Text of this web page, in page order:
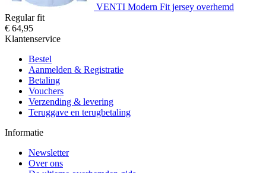
VENTI Modern Fit jersey overhemd
Regular fit
€ 64,95
Klantenservice
Bestel
Aanmelden & Registratie
Betaling
Vouchers
Verzending & levering
Teruggave en terugbetaling
Informatie
Newsletter
Over ons